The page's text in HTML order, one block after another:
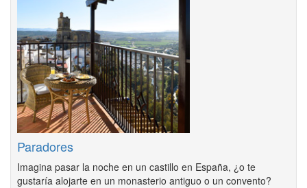
Paradores
Imagina pasar la noche en un castillo en España, ¿o te
gustaría alojarte en un monasterio antiguo o un convento?